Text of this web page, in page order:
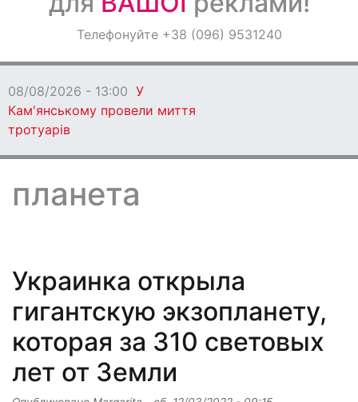
ОголошенняТелефонуйте +38 (096) 9531240
08/08/2026 - 13:00 У
Кам'янському провели миття
тротуарів
планета
Украинка открыла
гигантскую экзопланету,
которая за 310 световых
лет от Земли